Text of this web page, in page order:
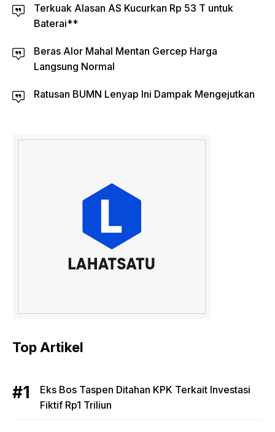
Terkuak Alasan AS Kucurkan Rp 53 T untuk
Baterai**
Beras Alor Mahal Mentan Gercep Harga
Langsung Normal
Ratusan BUMN Lenyap Ini Dampak Mengejutkan
Top Artikel
Eks Bos Taspen Ditahan KPK Terkait Investasi
Fiktif Rp1 Triliun